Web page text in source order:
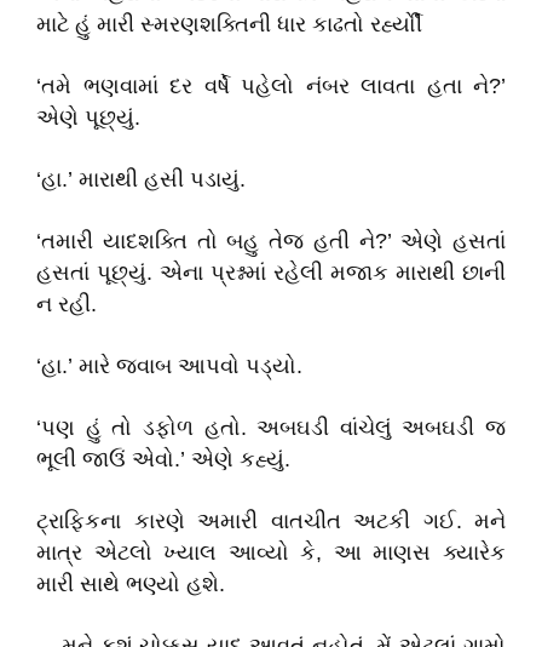
માટે હું મારી સ્મરણશક્તિની ધાર કાઢતો રર્હ્યોીં
‘તમે ભણવામાં દર વર્ષે પહેલો નંબર લાવતા હતા ને?’
એણે પૂછ્યું.
‘હા.’ મારાથી હસી પડાયું.
‘તમારી યાદશક્તિ તો બહુ તેજ હતી ને?’ એણે હસતાં
હસતાં પૂછ્યું. એના પ્રશ્નમાં રહેલી મજાક મારાથી છાની
ન રહી.
‘હા.’ મારે જવાબ આપવો પડ્યો.
‘પણ હું તો ડફોળ હતો. અબઘડી વાંચેલું અબઘડી જ
ભૂલી જાઉં એવો.’ એણે કહ્યું.
ટ્રાફિકના કારણે અમારી વાતચીત અટકી ગઈ. મને
માત્ર એટલો ખ્યાલ આવ્યો કે, આ માણસ ક્યારેક
મારી સાથે ભણ્યો હશે.